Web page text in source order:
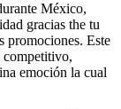
México,
gracias the tu
promociones. Este
competitivo,
emoción la cual